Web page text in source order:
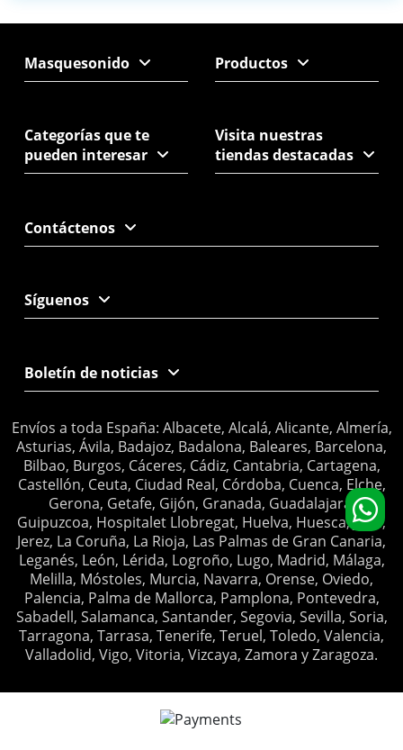
Masquesonido Productos
Categorías que te
pueden interesar
Visita nuestras
tiendas destacadas
Contáctenos
Síguenos
Boletín de noticias
Envíos a toda España: Albacete, Alcalá, Alicante, Almería,
Asturias, Ávila, Badajoz, Badalona, Baleares, Barcelona,
Bilbao, Burgos, Cáceres, Cádiz, Cantabria, Cartagena,
Castellón, Ceuta, Ciudad Real, Córdoba, Cuenca, Elche,
Gerona, Getafe, Gijón, Granada, Guadalajara,
Guipuzcoa, Hospitalet Llobregat, Huelva, Huesca, Jaén,
Jerez, La Coruña, La Rioja, Las Palmas de Gran Canaria,
Leganés, León, Lérida, Logroño, Lugo, Madrid, Málaga,
Melilla, Móstoles, Murcia, Navarra, Orense, Oviedo,
Palencia, Palma de Mallorca, Pamplona, Pontevedra,
Sabadell, Salamanca, Santander, Segovia, Sevilla, Soria,
Tarragona, Tarrasa, Tenerife, Teruel, Toledo, Valencia,
Valladolid, Vigo, Vitoria, Vizcaya, Zamora y Zaragoza.